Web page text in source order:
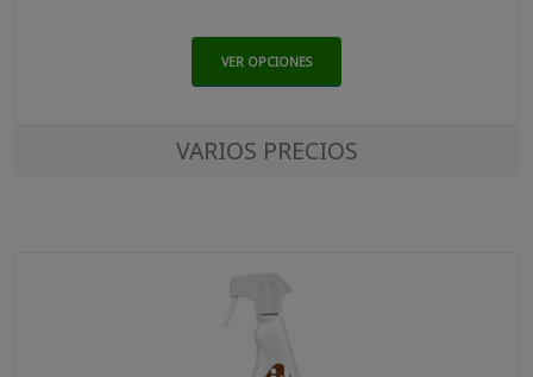
VER OPCIONES
VARIOS PRECIOS